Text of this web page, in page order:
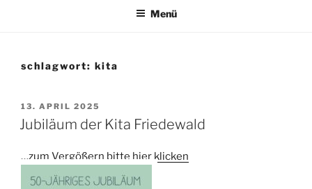
Menü
schlagwort: kita
VERÖFFENTLICHT
AM
13. APRIL 2025
Jubiläum der Kita Friedewald
…zum Vergößern bitte hier klicken